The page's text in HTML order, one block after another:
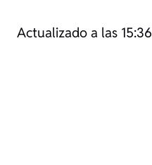
Actualizado a las 15:36